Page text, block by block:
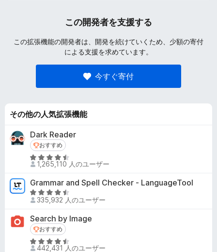
この開発者を支援する
この拡張機能の開発者は、開発を続けていくため、少額の寄付
による支援を求めています。
今すぐ寄付
その他の人気拡張機能
Dark Reader
おすすめ
おすすめ
5
段
階
中
4
5
の
評
価
1,265,110 人のユーザー
Grammar and Spell Checker - LanguageTool
5
段
階
中
4
.
335,932 人のユーザー
Search by Image
おすすめ
おすすめ
5
442,431 人のユーザー